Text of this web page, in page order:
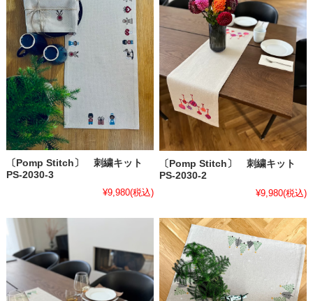
〔Pomp Stitch〕 刺繍キット
PS-2030-3
¥9,980(税込)
〔Pomp Stitch〕 刺繍キット
PS-2030-2
¥9,980(税込)